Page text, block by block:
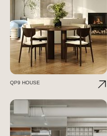
QP9 HOUSE